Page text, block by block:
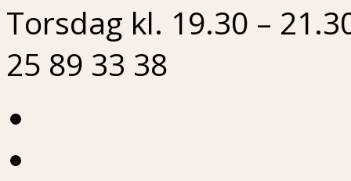
Torsdag kl. 19.30 –
25 89 33 38